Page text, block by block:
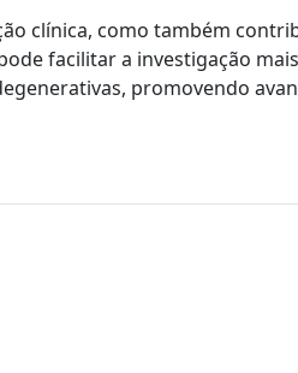
clínica, como também
facilitar a investigação
promovendo